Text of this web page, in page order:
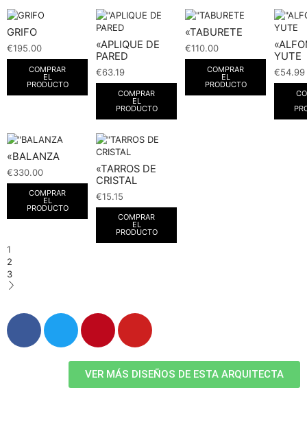
GRIFO
€195.00
COMPRAR
EL
PRODUCTO
«APLIQUE DE
PARED
€63.19
COMPRAR
EL
PRODUCTO
«TABURETE
€110.00
COMPRAR
EL
PRODUCTO
YUTE
€54.99
«BALANZA
€330.00
COMPRAR
EL
PRODUCTO
«TARROS DE
CRISTAL
€15.15
COMPRAR
EL
PRODUCTO
1
2
3
VER MÁS DISEÑOS DE ESTA ARQUITECTA